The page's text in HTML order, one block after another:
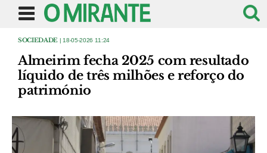
SOCIEDADE | 18-05-2026 11:24
Almeirim fecha 2025 com resultado
líquido de três milhões e reforço do
património